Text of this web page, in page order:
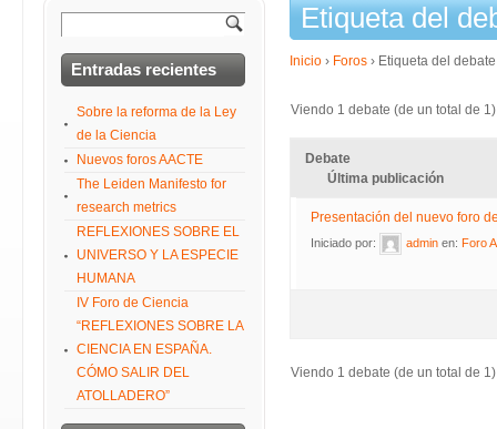
Etiqueta del
Inicio › Foros › Etiqueta del
Viendo 1 debate (de un total de 1)
Debate
Última publicación
Presentación del nuevo foro
Iniciado por: admin en: Foro
Viendo 1 debate (de un total de 1)
Entradas recientes
Sobre la reforma de la Ley
de la Ciencia
Nuevos foros AACTE
The Leiden Manifesto for
research metrics
REFLEXIONES SOBRE EL
UNIVERSO Y LA ESPECIE
HUMANA
IV Foro de Ciencia
“REFLEXIONES SOBRE LA
CIENCIA EN ESPAÑA.
CÓMO SALIR DEL
ATOLLADERO”